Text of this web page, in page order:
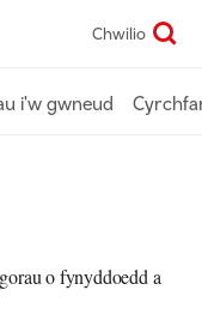
home Chwilio
i'w gwneud
o fynyddoedd a